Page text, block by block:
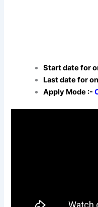
Start date for
Last date for
Apply Mode :-